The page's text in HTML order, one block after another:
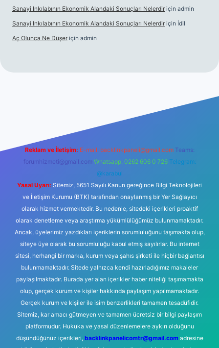
Sanayi Inkılabının Ekonomik Alandaki Sonuçları Nelerdir için admin
Sanayi Inkılabının Ekonomik Alandaki Sonuçları Nelerdir için İdil
Aç Olunca Ne Düşer için admin
Reklam ve İletişim: E-mail: backlinkpaneli@gmail.com Teams:
forumhizmeti@gmail.com Whatsapp: 0262 606 0 726 Telegram:
@karabul
Yasal Uyarı: Sitemiz, 5651 Sayılı Kanun gereğince Bilgi Teknolojileri
ve İletişim Kurumu (BTK) tarafından onaylanmış bir Yer Sağlayıcı
olarak hizmet vermektedir. Bu nedenle, sitedeki içerikleri proaktif
olarak denetleme veya araştırma yükümlülüğümüz bulunmamaktadır.
Ancak, üyelerimiz yazdıkları içeriklerin sorumluluğunu taşımakta olup,
siteye üye olarak bu sorumluluğu kabul etmiş sayılırlar. Bu internet
sitesi, herhangi bir marka, kurum veya şahıs şirketi ile hiçbir bağlantısı
bulunmamaktadır. Sitede yalnızca kendi hazırladığımız makaleler
paylaşılmaktadır. Burada yer alan içerikler haber niteliği taşımamakta
olup, gerçek kurum ve kişiler hakkında paylaşım yapılmamaktadır.
Gerçek kurum ve kişiler ile isim benzerlikleri tamamen tesadüfidir.
Sitemiz, kar amacı gütmeyen ve tamamen ücretsiz bir bilgi paylaşım
platformudur. Hukuka ve yasal düzenlemelere aykırı olduğunu
düşündüğünüz içerikleri, backlinkpanelicomtr@gmail.comadresine